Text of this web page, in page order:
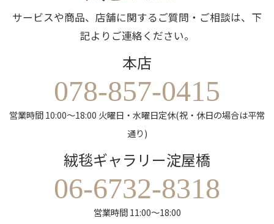
サービスや商品、店舗に関するご質問・ご相談は、下
記よりご連絡ください。
本店
078-857-0415
営業時間 10:00～18:00 火曜日・水曜日定休(祝・休日の場合は平常
通り)
絨毯ギャラリー淀屋橋
06-6732-8318
営業時間 11:00～18:00